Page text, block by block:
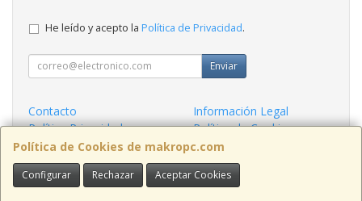
Política de Cookies de makropc.com
Configurar Rechazar Aceptar Cookies
He leído y acepto la Política de Privacidad.
Enviar
Contacto
Información Legal
Política Privacidad
Política de Cookies
Condiciones de Compra
Formas de Pago
Contacto